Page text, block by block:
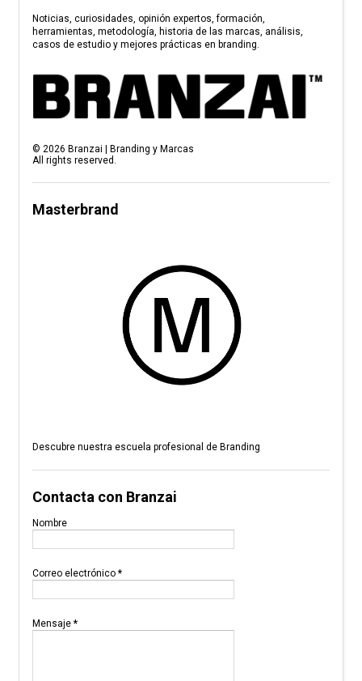
Noticias, curiosidades, opinión expertos, formación,
herramientas, metodología, historia de las marcas, análisis,
casos de estudio y mejores prácticas en branding.
© 2026 Branzai | Branding y Marcas
All rights reserved.
Masterbrand
Descubre nuestra escuela profesional de Branding
Contacta con Branzai
Nombre
Correo electrónico *
Mensaje *